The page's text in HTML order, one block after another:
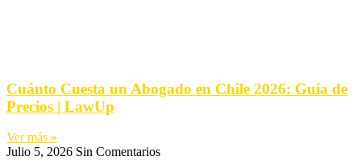
Cuánto Cuesta un Abogado en Chile 2026: Guía de
Precios | LawUp
Ver más »
Julio 5, 2026 Sin Comentarios